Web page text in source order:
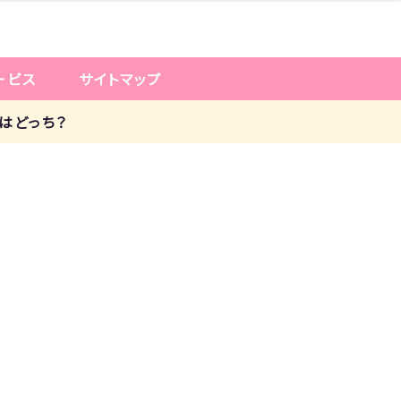
ビス
サイトマップ
どっち？